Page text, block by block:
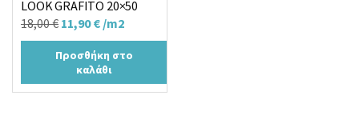
LOOK GRAFITO 20×50
18,00€ Original
price
was:
18,00 €.
11,90€Η
τρέχουσα
τιμή
είναι:
/m2
Προσθήκη στο
καλάθι